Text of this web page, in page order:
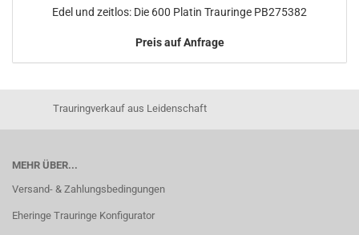
Edel und zeitlos: Die 600 Platin Trauringe PB275382
Preis auf Anfrage
Trauringverkauf aus Leidenschaft
MEHR ÜBER...
Versand- & Zahlungsbedingungen
Eheringe Trauringe Konfigurator